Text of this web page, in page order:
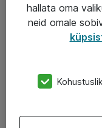
AS ATEA
+372 659 3591
Järvevana tee
hallata oma
neid omale
Kohustuslik